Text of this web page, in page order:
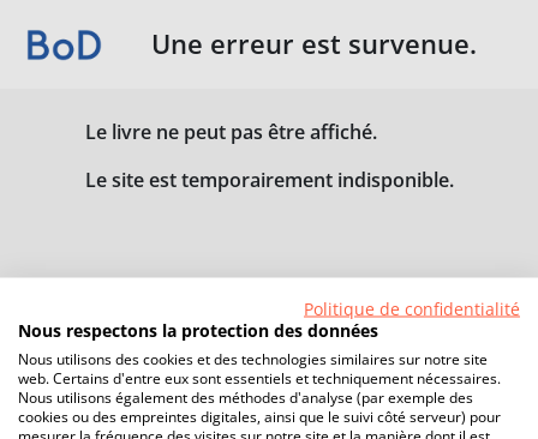
Une erreur est survenue.
Le livre ne peut pas être affiché.
Le site est temporairement indisponible.
Politique de confidentialité
Nous respectons la protection des données
Nous utilisons des cookies et des technologies similaires sur notre site
web. Certains d'entre eux sont essentiels et techniquement nécessaires.
Nous utilisons également des méthodes d'analyse (par exemple des
cookies ou des empreintes digitales, ainsi que le suivi côté serveur) pour